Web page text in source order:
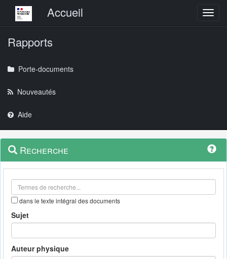
Menu principalAccueil
Rapports
Porte-documents
Nouveautés
Aide
Navigation
outils
Menu
contextuel
Recherche
dans le texte intégral des documents
Sujet
Auteur physique